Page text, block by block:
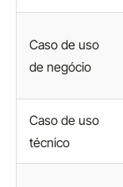
Caso de uso
de negócio
Caso de uso
técnico